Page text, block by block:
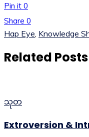
Pin it 0
Share 0
Hap Eye Knowledge
Related Posts
သုတ
Extroversion &